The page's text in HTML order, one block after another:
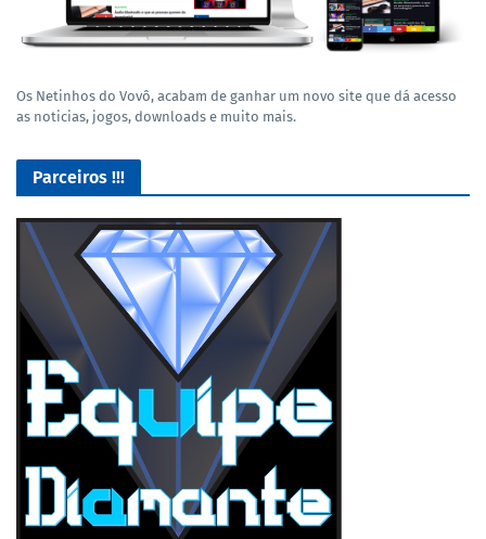
Os Netinhos do Vovô, acabam de ganhar um novo site que dá acesso
as noticias, jogos, downloads e muito mais.
Parceiros !!!
Lives de Gameplay no Facebook Gaming e muito mais